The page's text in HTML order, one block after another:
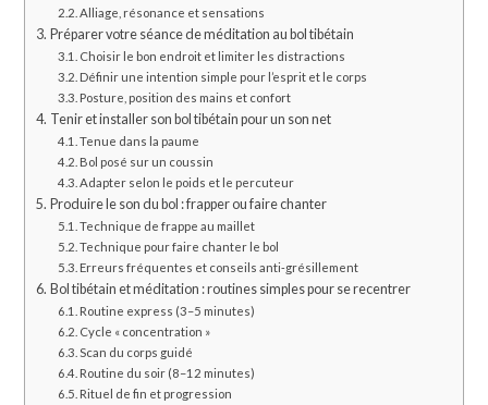
Alliage, résonance et sensations
Préparer votre séance de méditation au bol tibétain
Choisir le bon endroit et limiter les distractions
Définir une intention simple pour l’esprit et le corps
Posture, position des mains et confort
Tenir et installer son bol tibétain pour un son net
Tenue dans la paume
Bol posé sur un coussin
Adapter selon le poids et le percuteur
Produire le son du bol : frapper ou faire chanter
Technique de frappe au maillet
Technique pour faire chanter le bol
Erreurs fréquentes et conseils anti‑grésillement
Bol tibétain et méditation : routines simples pour se recentrer
Routine express (3–5 minutes)
Cycle « concentration »
Scan du corps guidé
Routine du soir (8–12 minutes)
Rituel de fin et progression